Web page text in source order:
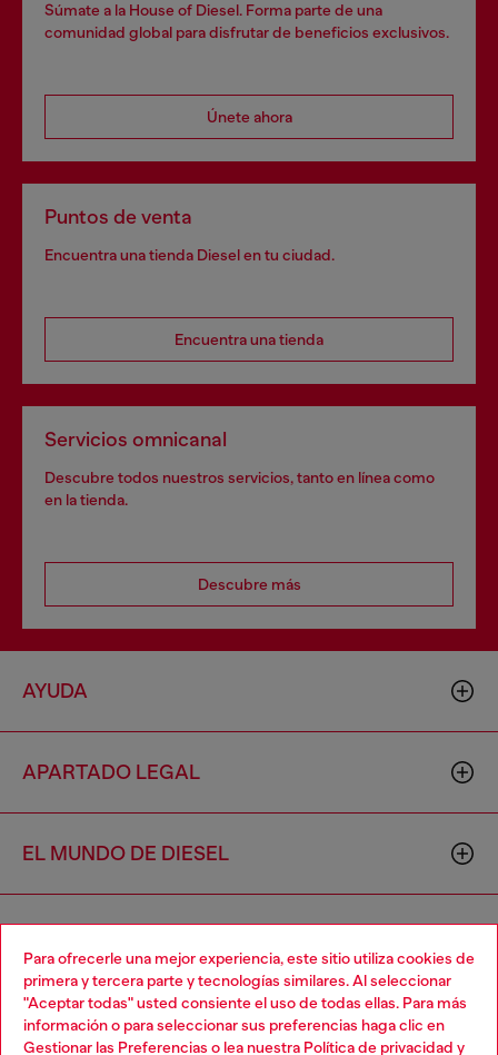
Para ofrecerle una mejor experiencia, este sitio utiliza cookies de
primera y tercera parte y tecnologías similares. Al seleccionar
"Aceptar todas" usted consiente el uso de todas ellas. Para más
información o para seleccionar sus preferencias haga clic en
Gestionar las Preferencias o lea nuestra Política de privacidad y
Súmate a la House of Diesel. Forma parte de una
comunidad global para disfrutar de beneficios exclusivos.
Únete ahora
Puntos de venta
Encuentra una tienda Diesel en tu ciudad.
Encuentra una tienda
Servicios omnicanal
Descubre todos nuestros servicios, tanto en línea como
en la tienda.
Descubre más
AYUDA
APARTADO LEGAL
EL MUNDO DE DIESEL
Choose your location